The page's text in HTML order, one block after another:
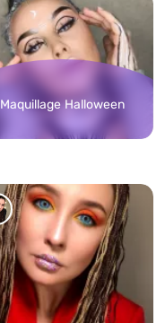
Maquillage Halloween